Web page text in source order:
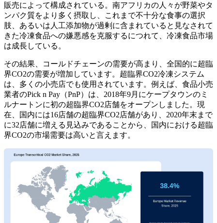
販売によって構成されている。南アフリカの人々が野菜やタ
ンパク質をより多く摂取し、これまで不十分な食事の選択
肢、あるいは人工添加物が過剰に含まれていると見なされて
きた冷凍食品への嫌悪感を克服するにつれて、冷凍食品市場
は成長している。
その結果、コールドチェーンの需要が高まり、全国的に超臨
界CO2の需要が増加しています。超臨界CO2冷凍システム
は、多くの小売店でも使用されています。例えば、食品小売
業者のPick n Pay（PnP）は、2018年9月にケープタウンのミ
ルナートンに初の超臨界CO2店舗をオープンしました。現
在、国内には16店舗の超臨界CO2店舗があり、2020年末まで
に32店舗に増える見込みであることから、国内における超臨
界CO2の市場需要は高いと言えます。